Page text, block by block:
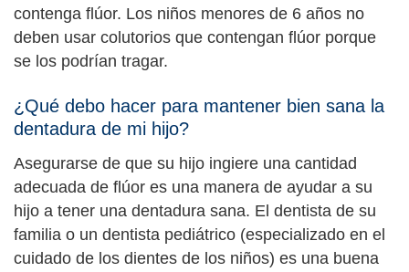
contenga flúor. Los niños menores de 6 años no
deben usar colutorios que contengan flúor porque
se los podrían tragar.
¿Qué debo hacer para mantener bien sana la
dentadura de mi hijo?
Asegurarse de que su hijo ingiere una cantidad
adecuada de flúor es una manera de ayudar a su
hijo a tener una dentadura sana. El dentista de su
familia o un dentista pediátrico (especializado en el
cuidado de los dientes de los niños) es una buena